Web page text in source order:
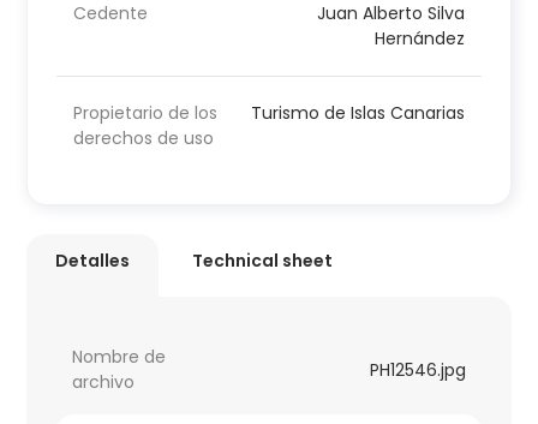
Cedente
Juan Alberto Silva
Hernández
Propietario de los
derechos de uso
Turismo de Islas Canarias
Detalles Technical sheet
Nombre de
archivo
PH12546.jpg